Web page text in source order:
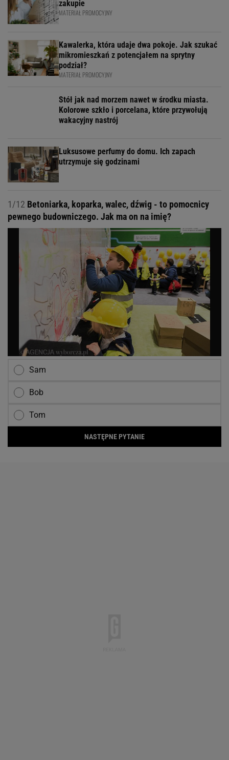
zakupie
MATERIAŁ PROMOCYJNY
Kawalerka, która udaje dwa pokoje. Jak szukać
mikromieszkań z potencjałem na sprytny
podział?
MATERIAŁ PROMOCYJNY
Stół jak nad morzem nawet w środku miasta.
Kolorowe szkło i porcelana, które przywołują
wakacyjny nastrój
Luksusowe perfumy do domu. Ich zapach
utrzymuje się godzinami
1/12 Betoniarka, koparka, walec, dźwig - to pomocnicy
pewnego budowniczego. Jak ma on na imię?
Sam
Bob
Tom
NASTĘPNE PYTANIE